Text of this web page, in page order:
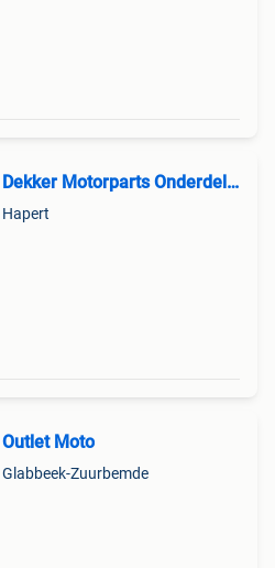
Dekker Motorparts Onderdelen
Hapert
Outlet Moto
Glabbeek-Zuurbemde